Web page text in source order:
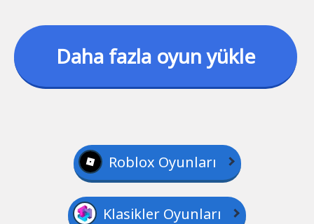
Daha fazla oyun yükle
Roblox Oyunları
Klasikler Oyunları